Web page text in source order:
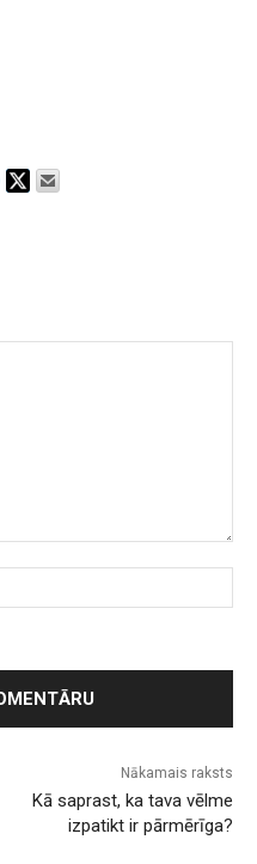
Nākamais raksts
Kā saprast, ka tava vēlme
izpatikt ir pārmērīga?